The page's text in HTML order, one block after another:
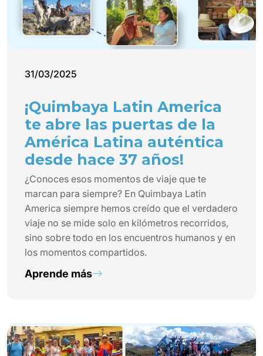
31/03/2025
¡Quimbaya Latin America
te abre las puertas de la
América Latina auténtica
desde hace 37 años!
¿Conoces esos momentos de viaje que te
marcan para siempre? En Quimbaya Latin
America siempre hemos creído que el verdadero
viaje no se mide solo en kilómetros recorridos,
sino sobre todo en los encuentros humanos y en
los momentos compartidos.
Aprende más